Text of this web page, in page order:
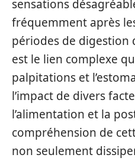
sensations
fréquemment après
périodes de digestion
est le lien complexe
palpitations et
l’impact de divers
l’alimentation et la
compréhension de
non seulement